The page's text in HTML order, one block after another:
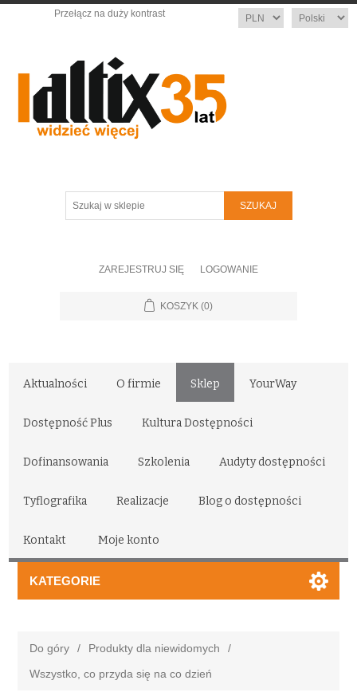
Język
Waluta
Przełącz na duży kontrast
sklepie
ZAREJESTRUJ SIĘ LOGOWANIE
KOSZYK (0)
Aktualności O firmie Sklep YourWay
Dostępność Plus Kultura Dostępności
Dofinansowania Szkolenia Audyty dostępności
Tyflografika Realizacje Blog o dostępności
Kontakt Moje konto
KATEGORIE
Do góry / Produkty dla niewidomych
/
Wszystko, co przyda się na co dzień